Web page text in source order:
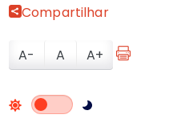
Compartilhar
A- A A+